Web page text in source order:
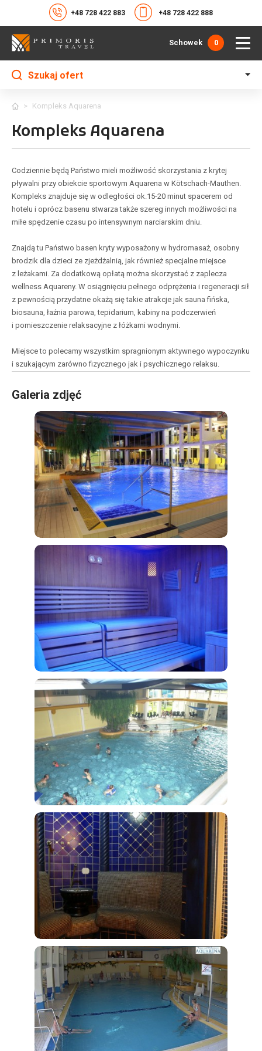
+48 728 422 883 +48 728 422 888
Schowek 0
Szukaj ofert
> Kompleks Aquarena
Kompleks Aquarena
Codziennie będą Państwo mieli możliwość skorzystania z krytej
pływalni przy obiekcie sportowym Aquarena w Kötschach-Mauthen.
Kompleks znajduje się w odległości ok.15-20 minut spacerem od
hotelu i oprócz basenu stwarza także szereg innych możliwości na
miłe spędzenie czasu po intensywnym narciarskim dniu.
Znajdą tu Państwo basen kryty wyposażony w hydromasaż, osobny
brodzik dla dzieci ze zjeżdżalnią, jak również specjalne miejsce
z leżakami. Za dodatkową opłatą można skorzystać z zaplecza
wellness Aquareny. W osiągnięciu pełnego odprężenia i regeneracji sił
z pewnością przydatne okażą się takie atrakcje jak sauna fińska,
biosauna, łaźnia parowa, tepidarium, kabiny na podczerwień
i pomieszczenie relaksacyjne z łóżkami wodnymi.
Miejsce to polecamy wszystkim spragnionym aktywnego wypoczynku
i szukającym zarówno fizycznego jak i psychicznego relaksu.
Galeria zdjęć